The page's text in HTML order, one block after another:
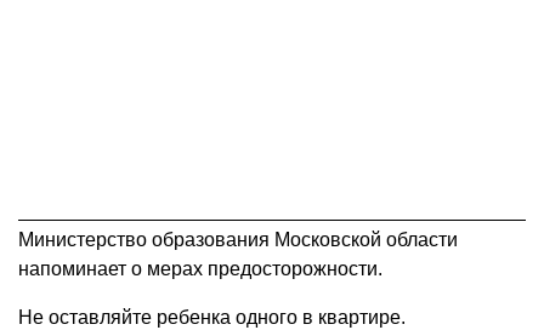
Министерство образования Московской области
напоминает о мерах предосторожности.
Не оставляйте ребенка одного в квартире.